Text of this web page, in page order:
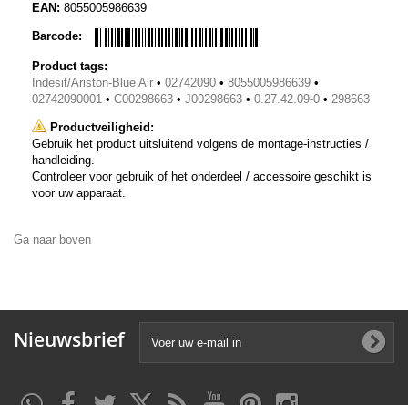
EAN: 8055005986639
Barcode:
Product tags:
Indesit/Ariston-Blue Air • 02742090 • 8055005986639 •
02742090001 • C00298663 • J00298663 • 0.27.42.09-0 • 298663
Productveiligheid:
Gebruik het product uitsluitend volgens de montage-instructies /
handleiding.
Controleer voor gebruik of het onderdeel / accessoire geschikt is
voor uw apparaat.
Ga naar boven
Nieuwsbrief